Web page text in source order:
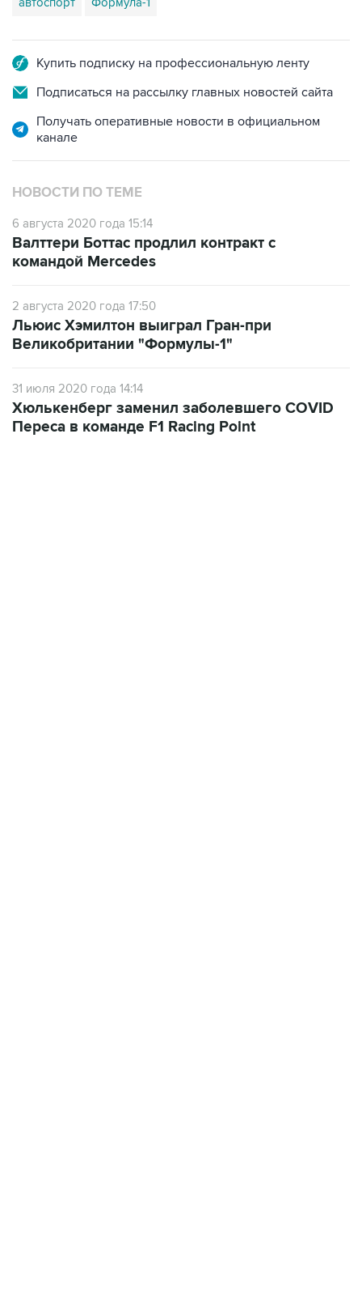
Купить подписку на профессиональную ленту
Подписаться на рассылку главных новостей сайта
Получать оперативные новости в официальном
канале
НОВОСТИ ПО ТЕМЕ
6 августа 2020 года 15:14
Валттери Боттас продлил контракт с
командой Mercedes
2 августа 2020 года 17:50
Льюис Хэмилтон выиграл Гран-при
Великобритании "Формулы-1"
31 июля 2020 года 14:14
Хюлькенберг заменил заболевшего COVID
Переса в команде F1 Racing Point